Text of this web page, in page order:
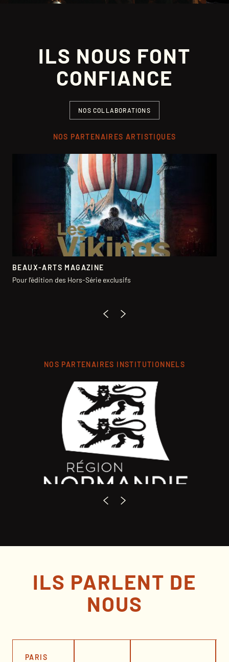
ILS NOUS FONT
CONFIANCE
NOS COLLABORATIONS
NOS PARTENAIRES ARTISTIQUES
BEAUX-ARTS MAGAZINE
Pour l’édition des Hors-Série exclusifs
NOS PARTENAIRES INSTITUTIONNELS
ILS PARLENT DE
NOUS
PARIS